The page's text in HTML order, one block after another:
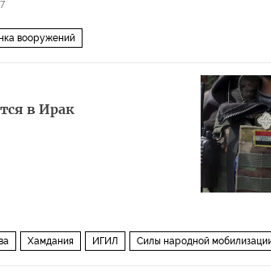
вооружений
в Ирак
Хамдания ИГИЛ Силы народной